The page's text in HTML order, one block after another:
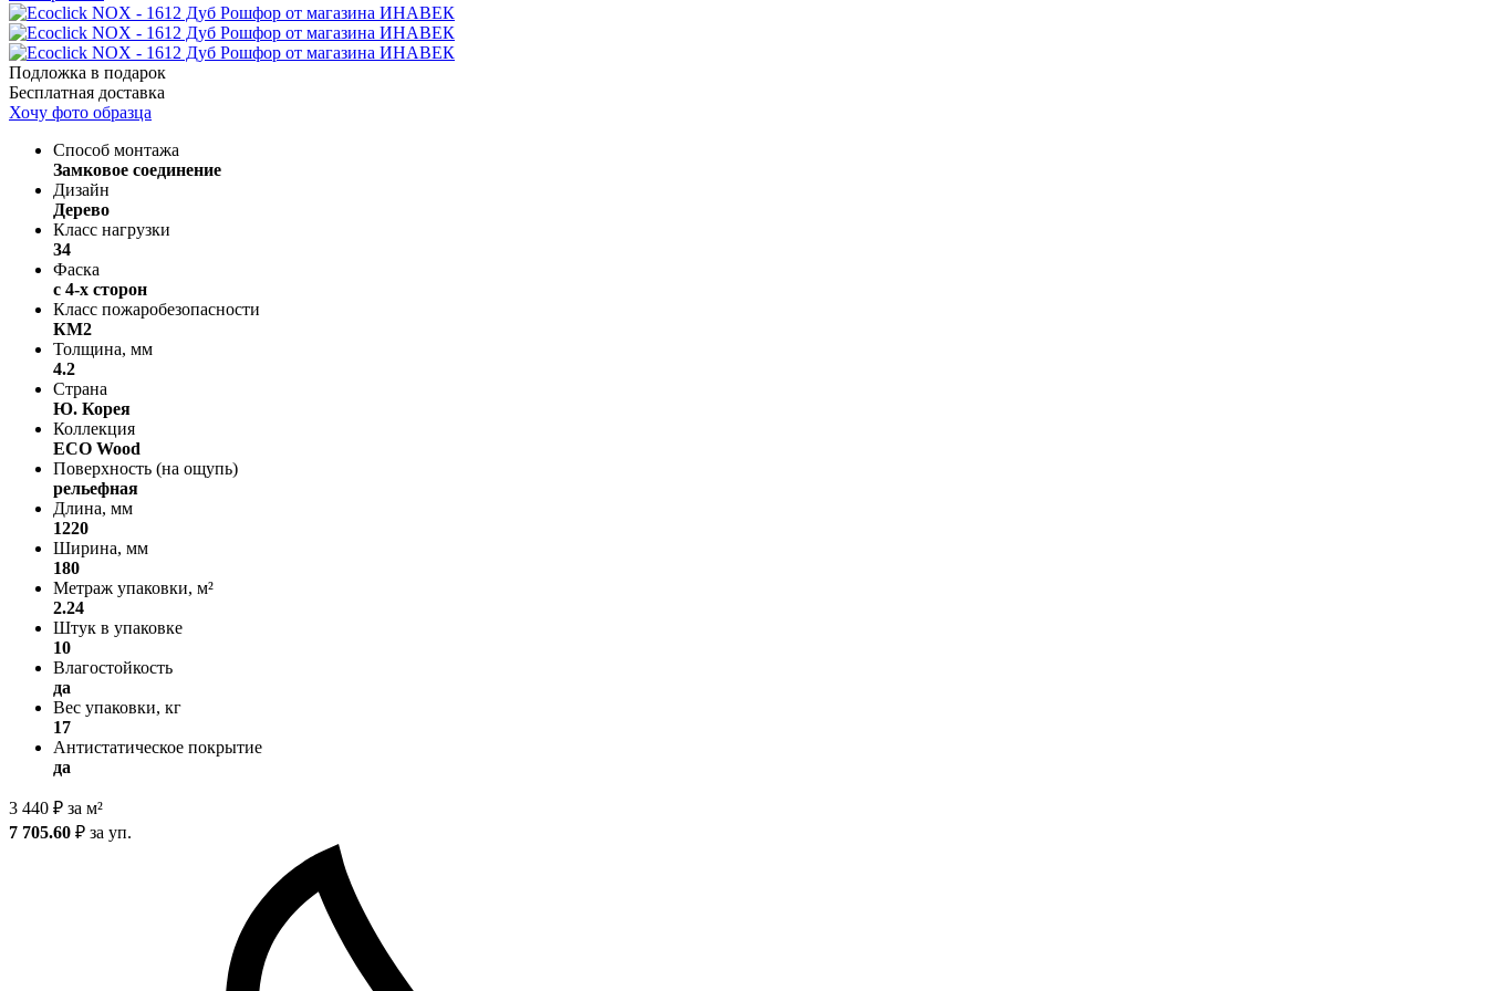
Подложка в подарок
Бесплатная доставка
Хочу фото образца
Способ монтажа
Замковое соединение
Дизайн
Дерево
Класс нагрузки
34
Фаска
с 4-х сторон
Класс пожаробезопасности
КМ2
Толщина, мм
4.2
Страна
Ю. Корея
Коллекция
ECO Wood
Поверхность (на ощупь)
рельефная
Длина, мм
1220
Ширина, мм
180
Метраж упаковки, м²
2.24
Штук в упаковке
10
Влагостойкость
да
Вес упаковки, кг
17
Антистатическое покрытие
да
3 440 ₽ за м²
7 705.60 ₽ за уп.